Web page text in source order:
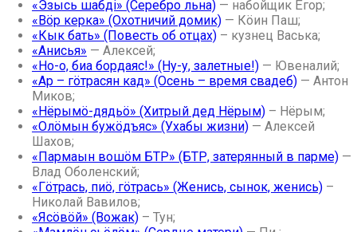
«Эзысь шабдi» (Серебро льна) — набойщик Ёгор;
«Вöр керка» (Охотничий домик) — Кöин Паш;
«Кык бать» (Повесть об отцах) – кузнец Васька;
«Анисья» — Алексей;
«Но-о, биа бордаяс!» (Ну-у, залетные!) — Ювеналий;
«Ар – гöтрасян кад» (Осень – время свадеб) — Антон
Миков;
«Нёрымö-дядьö» (Хитрый дед Нёрым) – Нёрым;
«Олöмын бужöдъяс» (Ухабы жизни) — Алексей
Шахов;
«Пармаын вошöм БТР» (БТР, затерянный в парме) —
Влад Оболенский;
«Гöтрась, пиö, гöтрась» (Женись, сынок, женись) –
Николай Вавилов;
«Ясöвöй» (Вожак) – Тун;